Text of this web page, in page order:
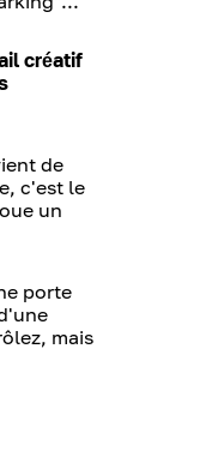
créatif
de
c'est le
un
porte
mais